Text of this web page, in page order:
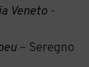
Veneto -
– Seregno